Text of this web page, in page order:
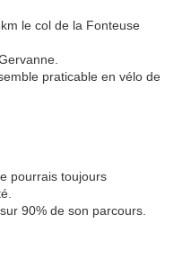
le col de la Fonteuse
praticable en vélo de
pourrais toujours
90% de son parcours.